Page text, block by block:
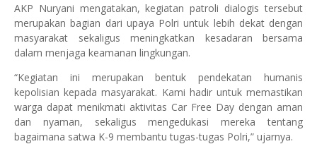
AKP Nuryani mengatakan, kegiatan patroli dialogis tersebut
merupakan bagian dari upaya Polri untuk lebih dekat dengan
masyarakat sekaligus meningkatkan kesadaran bersama
dalam menjaga keamanan lingkungan.
“Kegiatan ini merupakan bentuk pendekatan humanis
kepolisian kepada masyarakat. Kami hadir untuk memastikan
warga dapat menikmati aktivitas Car Free Day dengan aman
dan nyaman, sekaligus mengedukasi mereka tentang
bagaimana satwa K-9 membantu tugas-tugas Polri,” ujarnya.